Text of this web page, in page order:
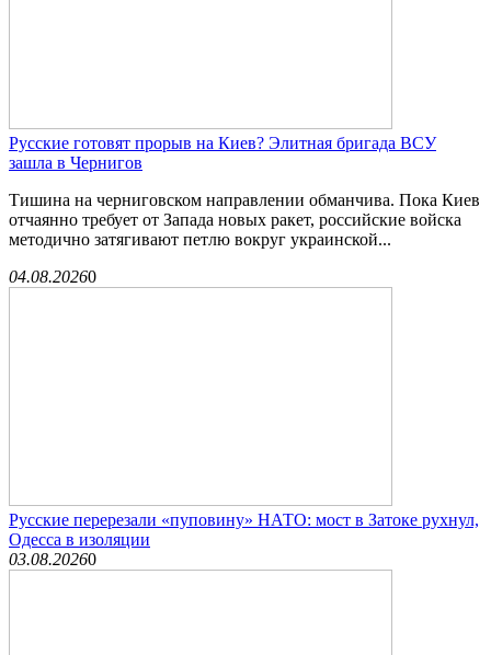
Русские готовят прорыв на Киев? Элитная бригада ВСУ
зашла в Чернигов
Тишина на черниговском направлении обманчива. Пока Киев
отчаянно требует от Запада новых ракет, российские войска
методично затягивают петлю вокруг украинской...
04.08.20260
Русские перерезали «пуповину» НАТО: мост в Затоке рухнул,
Одесса в изоляции
03.08.20260